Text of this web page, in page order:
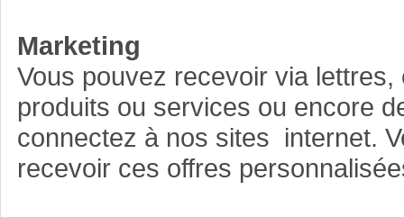
Marketing
Vous pouvez recevoir via
produits ou services ou encore
connectez à nos sites internet.
recevoir ces offres